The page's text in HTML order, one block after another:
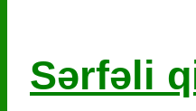
Sərfəli